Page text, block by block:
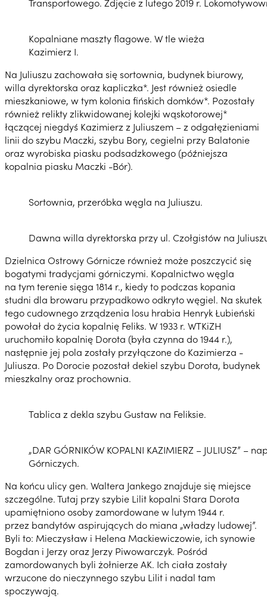
Kopalniane maszty flagowe. W tle wieża
Kazimierz I.
Na Juliuszu zachowała się sortownia, budynek biurowy,
willa dyrektorska oraz kapliczka*. Jest również osiedle
mieszkaniowe, w tym kolonia fińskich domków*. Pozostały
również relikty zlikwidowanej kolejki wąskotorowej*
łączącej niegdyś Kazimierz z Juliuszem – z odgałęzieniami
linii do szybu Maczki, szybu Bory, cegielni przy Balatonie
oraz wyrobiska piasku podsadzkowego (późniejsza
kopalnia piasku Maczki -Bór).
Sortownia, przeróbka węgla na Juliuszu.
Dawna willa dyrektorska przy ul. Czołgistów na
Dzielnica Ostrowy Górnicze również może poszczycić się
bogatymi tradycjami górniczymi. Kopalnictwo węgla
na tym terenie sięga 1814 r., kiedy to podczas kopania
studni dla browaru przypadkowo odkryto węgiel. Na skutek
tego cudownego zrządzenia losu hrabia Henryk Łubieński
powołał do życia kopalnię Feliks. W 1933 r. WTKiZH
uruchomiło kopalnię Dorota (była czynna do 1944 r.),
następnie jej pola zostały przyłączone do Kazimierza -
Juliusza. Po Dorocie pozostał dekiel szybu Dorota, budynek
mieszkalny oraz prochownia.
Tablica z dekla szybu Gustaw na Feliksie.
„DAR GÓRNIKÓW KOPALNI KAZIMIERZ – JULIUSZ”
Górniczych.
Na końcu ulicy gen. Waltera Jankego znajduje się miejsce
szczególne. Tutaj przy szybie Lilit kopalni Stara Dorota
upamiętniono osoby zamordowane w lutym 1944 r.
przez bandytów aspirujących do miana „władzy ludowej”.
Byli to: Mieczysław i Helena Mackiewiczowie, ich synowie
Bogdan i Jerzy oraz Jerzy Piwowarczyk. Pośród
zamordowanych byli żołnierze AK. Ich ciała zostały
wrzucone do nieczynnego szybu Lilit i nadal tam
spoczywają.